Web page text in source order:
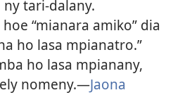
tari-dalany.
“mianara amiko” dia
ho lasa mpianatro.”
ho lasa mpianany,
nomeny.​—Jaona